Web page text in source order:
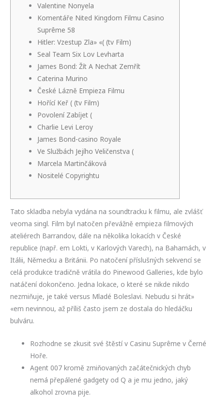
Valentine Nonyela
Komentáře Nited Kingdom Filmu Casino
Suprême 58
Hitler: Vzestup Zla» «( (tv Film)
Seal Team Six Lov Levharta
James Bond: Žít A Nechat Zemřít
Caterina Murino
České Lázně Empieza Filmu
Hořící Keř ( (tv Film)
Povolení Zabíjet (
Charlie Levi Leroy
James Bond-casino Royale
Ve Službách Jejího Veličenstva (
Marcela Martinčáková
Nositelé Copyrightu
Tato skladba nebyla vydána na soundtracku k filmu, ale zvlášť
veoma singl. Film byl natočen převážně empieza filmových
ateliérech Barrandov, dále na několika lokacích v České
republice (např. em Lokti, v Karlových Varech), na Bahamách, v
Itálii, Německu a Británii. Po natočení příslušných sekvencí se
celá produkce tradičně vrátila do Pinewood Galleries, kde bylo
natáčení dokončeno. Jedna lokace, o které se nikde nikdo
nezmiňuje, je také versus Mladé Boleslavi. Nebudu si hrát»
«em nevinnou, až příliš často jsem ze dostala do hledáčku
bulváru.
Rozhodne se zkusit své štěstí v Casinu Suprême v Černé
Hoře.
Agent 007 kromě zmiňovaných začátečnických chyb
nemá přepálené gadgety od Q a je mu jedno, jaký
alkohol zrovna pije.